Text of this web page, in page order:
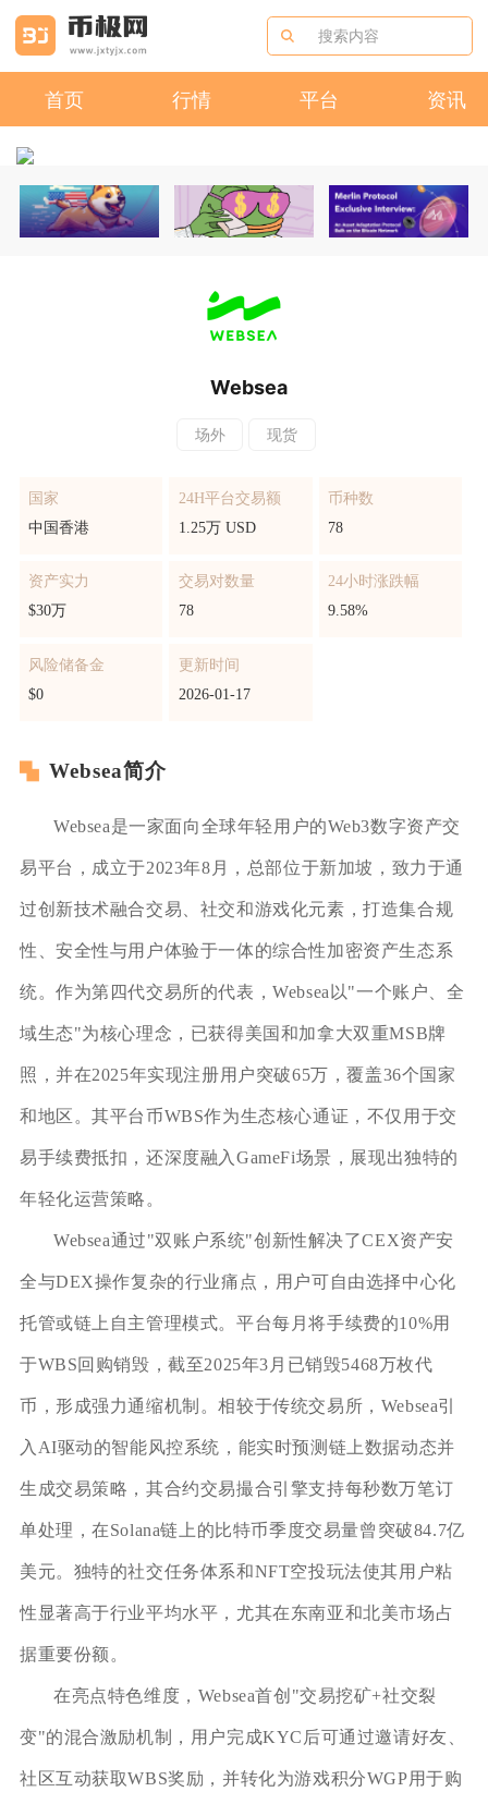
首页 行情 平台 资讯
Websea
场外 现货
国家
中国香港
24H平台交易额
1.25万 USD
币种数
78
资产实力
$30万
交易对数量
78
24小时涨跌幅
9.58%
风险储备金
$0
更新时间
2026-01-17
Websea简介
Websea是一家面向全球年轻用户的Web3数字资产交
易平台，成立于2023年8月，总部位于新加坡，致力于通
过创新技术融合交易、社交和游戏化元素，打造集合规
性、安全性与用户体验于一体的综合性加密资产生态系
统。作为第四代交易所的代表，Websea以"一个账户、全
域生态"为核心理念，已获得美国和加拿大双重MSB牌
照，并在2025年实现注册用户突破65万，覆盖36个国家
和地区。其平台币WBS作为生态核心通证，不仅用于交
易手续费抵扣，还深度融入GameFi场景，展现出独特的
年轻化运营策略。
Websea通过"双账户系统"创新性解决了CEX资产安
全与DEX操作复杂的行业痛点，用户可自由选择中心化
托管或链上自主管理模式。平台每月将手续费的10%用
于WBS回购销毁，截至2025年3月已销毁5468万枚代
币，形成强力通缩机制。相较于传统交易所，Websea引
入AI驱动的智能风控系统，能实时预测链上数据动态并
生成交易策略，其合约交易撮合引擎支持每秒数万笔订
单处理，在Solana链上的比特币季度交易量曾突破84.7亿
美元。独特的社交任务体系和NFT空投玩法使其用户粘
性显著高于行业平均水平，尤其在东南亚和北美市场占
据重要份额。
在亮点特色维度，Websea首创"交易挖矿+社交裂
变"的混合激励机制，用户完成KYC后可通过邀请好友、
社区互动获取WBS奖励，并转化为游戏积分WGP用于购